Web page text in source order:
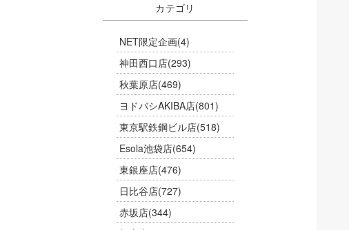
カテゴリ
NET限定企画(4)
神田西口店(293)
秋葉原店(469)
ヨドバシAKIBA店(801)
東京駅鉄鋼ビル店(518)
Esola池袋店(654)
東銀座店(476)
日比谷店(727)
赤坂店(344)